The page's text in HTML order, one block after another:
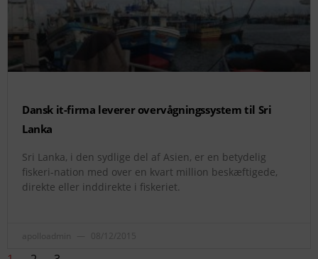
Dansk it-firma leverer overvågningssystem til Sri
Lanka
Sri Lanka, i den sydlige del af Asien, er en betydelig
fiskeri-nation med over en kvart million beskæftigede,
direkte eller inddirekte i fiskeriet.
apolloadmin 08/12/2015